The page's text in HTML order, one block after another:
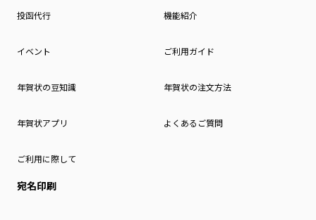
投函代行 機能紹介
イベント ご利用ガイド
年賀状の豆知識 年賀状の注文方法
年賀状アプリ よくあるご質問
ご利用に際して
宛名印刷